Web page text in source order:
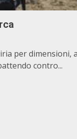
per dimensioni,
contro...